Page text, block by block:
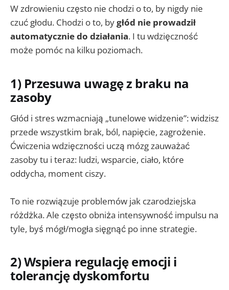
W zdrowieniu często nie chodzi o to, by nigdy nie
czuć głodu. Chodzi o to, bygłód nie prowadził
automatycznie do działania. I tu wdzięczność
może pomóc na kilku poziomach.
1) Przesuwa uwagę z braku na
zasoby
Głód i stres wzmacniają „tunelowe widzenie”: widzisz
przede wszystkim brak, ból, napięcie, zagrożenie.
Ćwiczenia wdzięczności uczą mózg zauważać
zasoby tu i teraz: ludzi, wsparcie, ciało, które
oddycha, moment ciszy.
To nie rozwiązuje problemów jak czarodziejska
różdżka. Ale często obniża intensywność impulsu na
tyle, byś mógł/mogła sięgnąć po inne strategie.
2) Wspiera regulację emocji i
tolerancję dyskomfortu